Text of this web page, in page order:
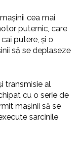
cea mai
puternic, care
putere, și o
să se deplaseze
transmisie al
cu o serie de
mașinii să se
sarcinile